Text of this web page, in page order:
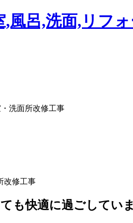
洗面所改修工事
改修工事
も快適に過ごしてい